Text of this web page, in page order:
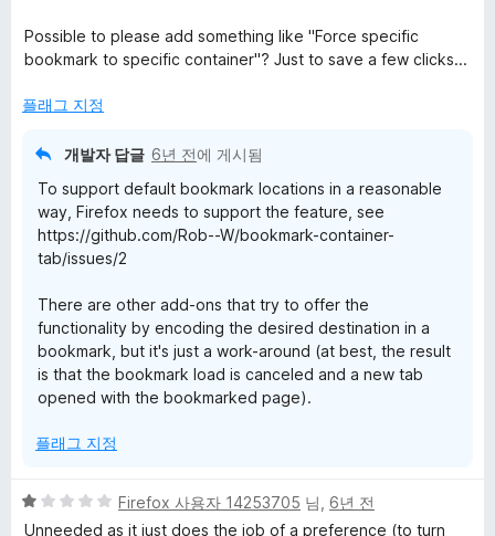
에
5
Possible to please add something like "Force specific
bookmark to specific container"? Just to save a few clicks...
플래그 지정
개발자 답글 6년 전에 게시됨
To support default bookmark locations in a reasonable
way, Firefox needs to support the feature, see
https://github.com/Rob--W/bookmark-container-
tab/issues/2
There are other add-ons that try to offer the
functionality by encoding the desired destination in a
bookmark, but it's just a work-around (at best, the result
is that the bookmark load is canceled and a new tab
opened with the bookmarked page).
플래그 지정
5
점
Firefox 사용자 14253705 님, 6년 전
Unneeded as it just does the job of a preference (to turn